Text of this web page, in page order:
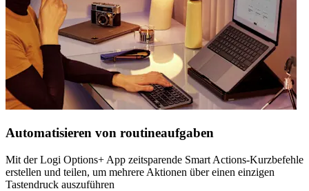
Automatisieren von routineaufgaben
Mit der Logi Options+ App zeitsparende Smart Actions-Kurzbefehle
erstellen und teilen, um mehrere Aktionen über einen einzigen
Tastendruck auszuführen